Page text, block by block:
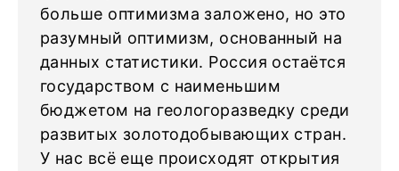
больше оптимизма заложено, но это
разумный оптимизм, основанный на
данных статистики. Россия остаётся
государством с наименьшим
бюджетом на геологоразведку среди
развитых золотодобывающих стран.
У нас всё еще происходят открытия